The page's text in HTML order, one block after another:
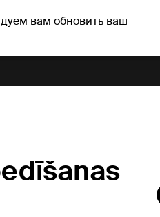
вам обновить ваш